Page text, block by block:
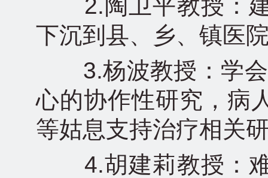
2.陶卫平教授：建
下沉到县、乡、镇医
3.杨波教授：学会
心的协作性研究，病
等姑息支持治疗相关
4.胡建莉教授：难